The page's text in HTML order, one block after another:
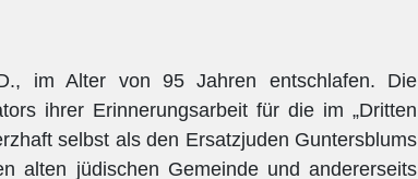
im Alter von 95 Jahren entschlafen. Die
ihrer Erinnerungsarbeit für die im „Dritten
selbst als den Ersatzjuden Guntersblums
alten jüdischen Gemeinde und andererseits